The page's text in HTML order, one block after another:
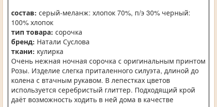
состав: серый-меланж: хлопок 70%, п/э 30% черный:
100% хлопок
тип товара: сорочка
бренд: Натали Суслова
ткани: кулирка
Очень нежная ночная сорочка с оригинальным принтом
Розы. Изделие слегка приталенного силуэта, длиной до
колена с втачным рукавом. В лепестках цветов
используется серебристый глиттер. Подходящий крой
даёт возможность ходить в ней дома в качестве